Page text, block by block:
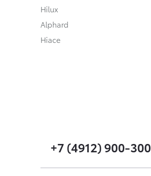
Hilux
Alphard
Hiace
+7 (4912) 900-300